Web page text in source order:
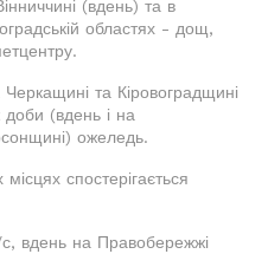
(вдень) та в
областях - дощ,
Черкащині та Кіровоградщині
доби (вдень і на
ожеледь.
спостерігається
вдень на Правобережжі